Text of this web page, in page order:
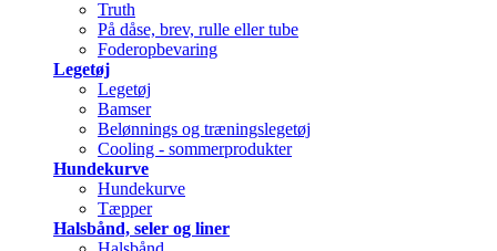
Truth
På dåse, brev, rulle eller tube
Foderopbevaring
Legetøj
Legetøj
Bamser
Belønnings og træningslegetøj
Cooling - sommerprodukter
Hundekurve
Hundekurve
Tæpper
Halsbånd, seler og liner